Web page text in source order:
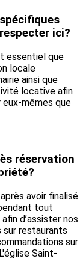
ici?
essentiel que
locale
ainsi que
locative afin
mêmes que
réservation
avoir finalisé
tout
d’assister nos
sur restaurants
sur
Saint-